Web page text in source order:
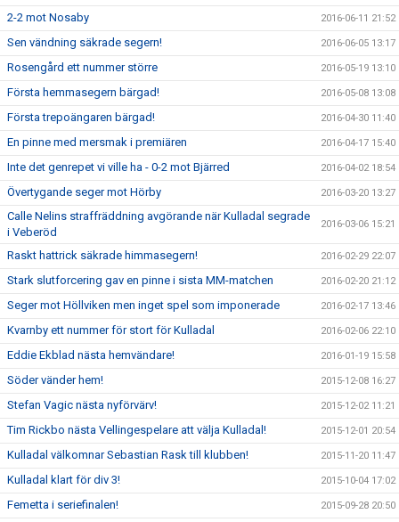
2-2 mot Nosaby 2016-06-11 21:52
Sen vändning säkrade segern! 2016-06-05 13:17
Rosengård ett nummer större 2016-05-19 13:10
Första hemmasegern bärgad! 2016-05-08 13:08
Första trepoängaren bärgad! 2016-04-30 11:40
En pinne med mersmak i premiären 2016-04-17 15:40
Inte det genrepet vi ville ha - 0-2 mot Bjärred 2016-04-02 18:54
Övertygande seger mot Hörby 2016-03-20 13:27
Calle Nelins straffräddning avgörande när Kulladal segrade
i Veberöd
2016-03-06 15:21
Raskt hattrick säkrade himmasegern! 2016-02-29 22:07
Stark slutforcering gav en pinne i sista MM-matchen 2016-02-20 21:12
Seger mot Höllviken men inget spel som imponerade 2016-02-17 13:46
Kvarnby ett nummer för stort för Kulladal 2016-02-06 22:10
Eddie Ekblad nästa hemvändare! 2016-01-19 15:58
Söder vänder hem! 2015-12-08 16:27
Stefan Vagic nästa nyförvärv! 2015-12-02 11:21
Tim Rickbo nästa Vellingespelare att välja Kulladal! 2015-12-01 20:54
Kulladal välkomnar Sebastian Rask till klubben! 2015-11-20 11:47
Kulladal klart för div 3! 2015-10-04 17:02
Femetta i seriefinalen! 2015-09-28 20:50